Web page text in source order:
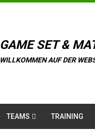
GAME SET &
WILLKOMMEN AUF DER
TEAMS TRAINING